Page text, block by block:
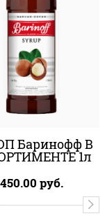
Баринофф В
1л
450.00 руб.